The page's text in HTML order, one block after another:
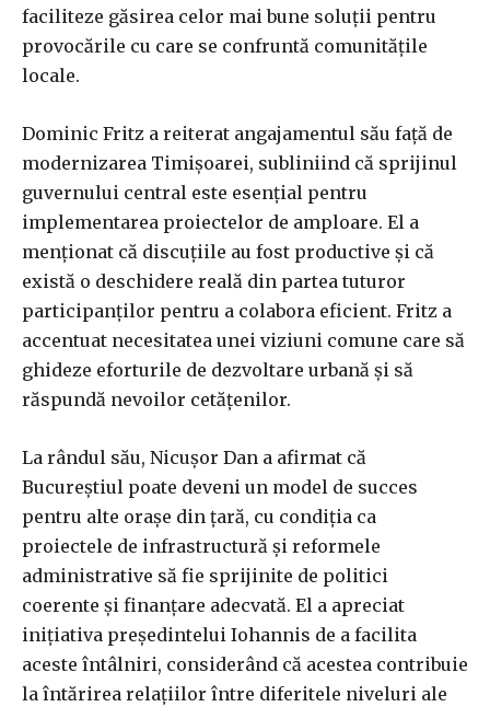
faciliteze găsirea celor mai bune soluții pentru
provocările cu care se confruntă comunitățile
locale.
Dominic Fritz a reiterat angajamentul său față de
modernizarea Timișoarei, subliniind că sprijinul
guvernului central este esențial pentru
implementarea proiectelor de amploare. El a
menționat că discuțiile au fost productive și că
există o deschidere reală din partea tuturor
participanților pentru a colabora eficient. Fritz a
accentuat necesitatea unei viziuni comune care să
ghideze eforturile de dezvoltare urbană și să
răspundă nevoilor cetățenilor.
La rândul său, Nicușor Dan a afirmat că
Bucureștiul poate deveni un model de succes
pentru alte orașe din țară, cu condiția ca
proiectele de infrastructură și reformele
administrative să fie sprijinite de politici
coerente și finanțare adecvată. El a apreciat
inițiativa președintelui Iohannis de a facilita
aceste întâlniri, considerând că acestea contribuie
la întărirea relațiilor între diferitele niveluri ale